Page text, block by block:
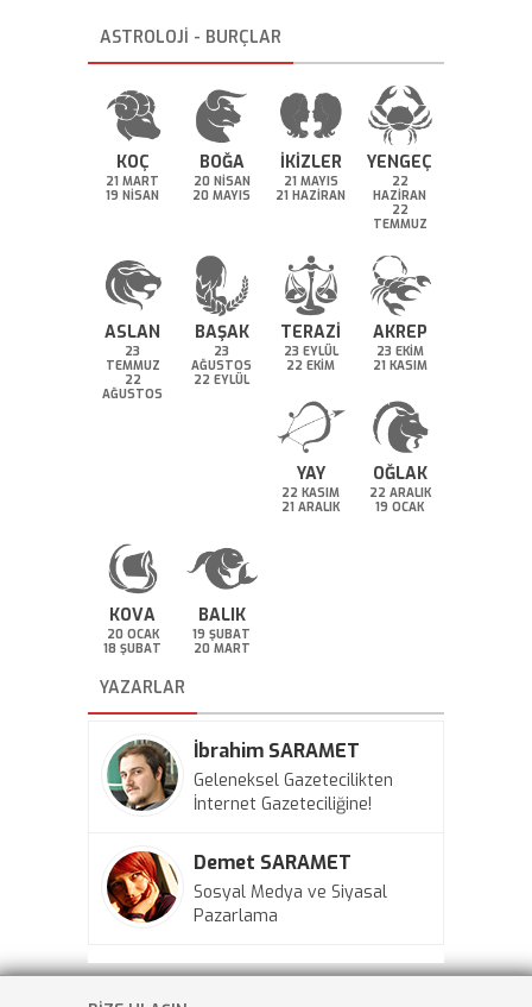
ASTROLOJİ - BURÇLAR
KOÇ
21 MART
19 NİSAN
BOĞA
20 NİSAN
20 MAYIS
İKİZLER
21 MAYIS
21 HAZİRAN
YENGEÇ
22
HAZİRAN
22
TEMMUZ
ASLAN
23
TEMMUZ
22
AĞUSTOS
BAŞAK
23
AĞUSTOS
22 EYLÜL
TERAZİ
23 EYLÜL
22 EKİM
AKREP
23 EKİM
21 KASIM
YAY
22 KASIM
21 ARALIK
OĞLAK
22 ARALIK
19 OCAK
KOVA
20 OCAK
18 ŞUBAT
BALIK
19 ŞUBAT
20 MART
YAZARLAR
İbrahim SARAMET
Geleneksel Gazetecilikten
İnternet Gazeteciliğine!
Demet SARAMET
Sosyal Medya ve Siyasal
Pazarlama